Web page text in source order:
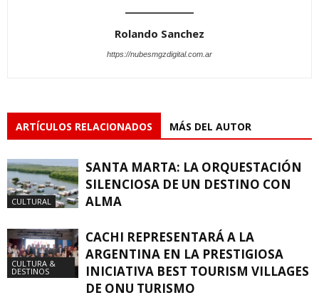
Rolando Sanchez
https://nubesmgzdigital.com.ar
ARTÍCULOS RELACIONADOS MÁS DEL AUTOR
CULTURAL
SANTA MARTA: LA ORQUESTACIÓN
SILENCIOSA DE UN DESTINO CON
ALMA
CULTURA &
DESTINOS
CACHI REPRESENTARÁ A LA
ARGENTINA EN LA PRESTIGIOSA
INICIATIVA BEST TOURISM VILLAGES
DE ONU TURISMO